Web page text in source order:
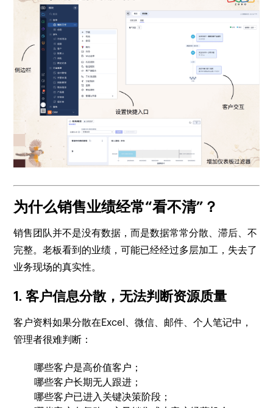
为什么销售业绩经常“看不清”？
销售团队并不是没有数据，而是数据常常分散、滞后、不
完整。老板看到的业绩，可能已经经过多层加工，失去了
业务现场的真实性。
1. 客户信息分散，无法判断资源质量
客户资料如果分散在Excel、微信、邮件、个人笔记中，
管理者很难判断：
哪些客户是高价值客户；
哪些客户长期无人跟进；
哪些客户已进入关键决策阶段；